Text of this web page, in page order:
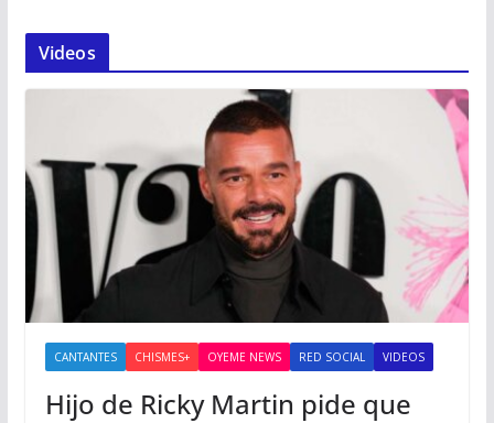
Videos
CANTANTES CHISMES+ OYEME NEWS RED SOCIAL VIDEOS
Hijo de Ricky Martin pide que